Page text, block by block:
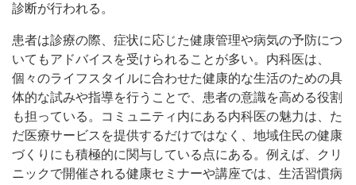
診断が行われる。
患者は診療の際、症状に応じた健康管理や病気の予防につ
いてもアドバイスを受けられることが多い。内科医は、
個々のライフスタイルに合わせた健康的な生活のための具
体的な試みや指導を行うことで、患者の意識を高める役割
も担っている。コミュニティ内にある内科医の魅力は、た
だ医療サービスを提供するだけではなく、地域住民の健康
づくりにも積極的に関与している点にある。例えば、クリ
ニックで開催される健康セミナーや講座では、生活習慣病